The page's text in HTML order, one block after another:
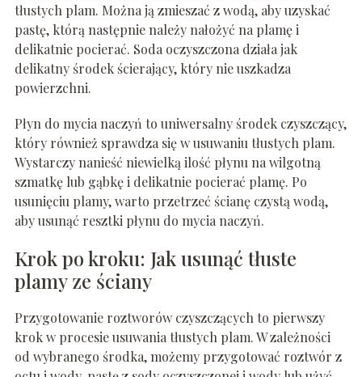
tłustych plam. Można ją zmieszać z wodą, aby uzyskać
pastę, którą następnie należy nałożyć na plamę i
delikatnie pocierać. Soda oczyszczona działa jak
delikatny środek ścierający, który nie uszkadza
powierzchni.
Płyn do mycia naczyń to uniwersalny środek czyszczący,
który również sprawdza się w usuwaniu tłustych plam.
Wystarczy nanieść niewielką ilość płynu na wilgotną
szmatkę lub gąbkę i delikatnie pocierać plamę. Po
usunięciu plamy, warto przetrzeć ścianę czystą wodą,
aby usunąć resztki płynu do mycia naczyń.
Krok po kroku: Jak usunąć tłuste
plamy ze ściany
Przygotowanie roztworów czyszczących to pierwszy
krok w procesie usuwania tłustych plam. W zależności
od wybranego środka, możemy przygotować roztwór z